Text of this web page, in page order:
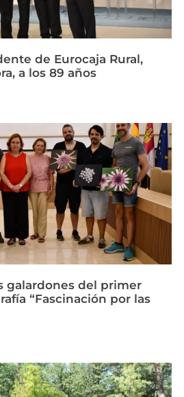
de Eurocaja Rural,
a los 89 años
galardones del primer
“Fascinación por las